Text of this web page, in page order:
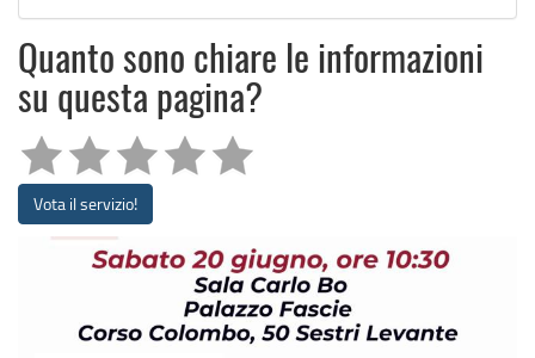
Quanto sono chiare le informazioni
su questa pagina?
Vota il servizio!